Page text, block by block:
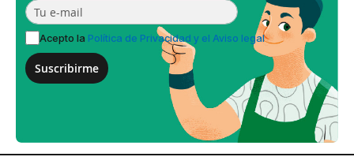
Acepto la Política de Privacidad y el Aviso legal
Suscribirme